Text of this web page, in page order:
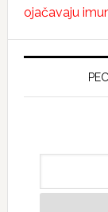
ojačavaju